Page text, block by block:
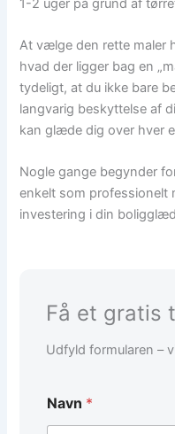
1-2 uger på grund af
At vælge den rette maler
hvad der ligger bag en
tydeligt, at du ikke bare
langvarig beskyttelse af
kan glæde dig over hver
Nogle gange begynder
enkelt som professionelt
investering i din
Få et gratis
Udfyld formularen –
Navn *